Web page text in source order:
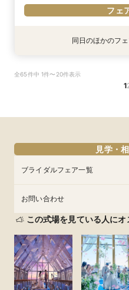
フェ
特典あり
9/3
相談★全館見学
9/3
豪華5大特典付き
特典あり
9/3
エディング相談会
特典あり
9/3
ティ相談会
同日のほかのフ
全65件中 1件〜20件表示
1
見学・
ブライダルフェア一覧
お問い合わせ
この式場を見ている人にオ